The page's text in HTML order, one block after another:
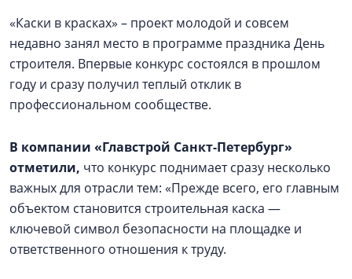
«Каски в красках» – проект молодой и совсем
недавно занял место в программе праздника День
строителя. Впервые конкурс состоялся в прошлом
году и сразу получил теплый отклик в
профессиональном сообществе.
В компании «Главстрой Санкт-Петербург»
отметили, что конкурс поднимает сразу несколько
важных для отрасли тем: «Прежде всего, его главным
объектом становится строительная каска —
ключевой символ безопасности на площадке и
ответственного отношения к труду.